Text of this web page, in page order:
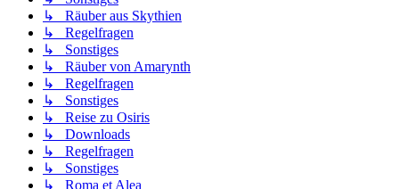
↳ Räuber aus Skythien
↳ Regelfragen
↳ Sonstiges
↳ Räuber von Amarynth
↳ Regelfragen
↳ Sonstiges
↳ Reise zu Osiris
↳ Downloads
↳ Regelfragen
↳ Sonstiges
↳ Roma et Alea